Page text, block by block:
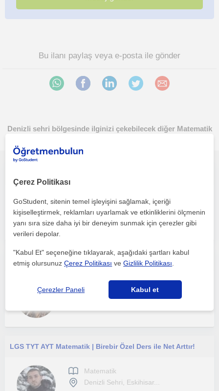
Bu ilanı paylaş veya e-posta ile gönder
Denizli sehri bölgesinde ilginizi çekebilecek diğer Matematik
Matematik
Denizli Sehri
Matematik
Denizli Sehri
LGS TYT AYT Matematik | Birebir Özel Ders ile Net Arttır!
Matematik
Denizli Sehri, Eskihisar...
Çerez Politikası
GoStudent, sitenin temel işleyişini sağlamak, içeriği
kişiselleştirmek, reklamları uyarlamak ve etkinliklerini ölçmenin
yanı sıra size daha iyi bir deneyim sunmak için çerezler gibi
verileri depolar.
"Kabul Et" seçeneğine tıklayarak, aşağıdaki şartları kabul
etmiş olursunuzÇerez Politikası veGizlilik Politikası
Çerezler Paneli Kabul et